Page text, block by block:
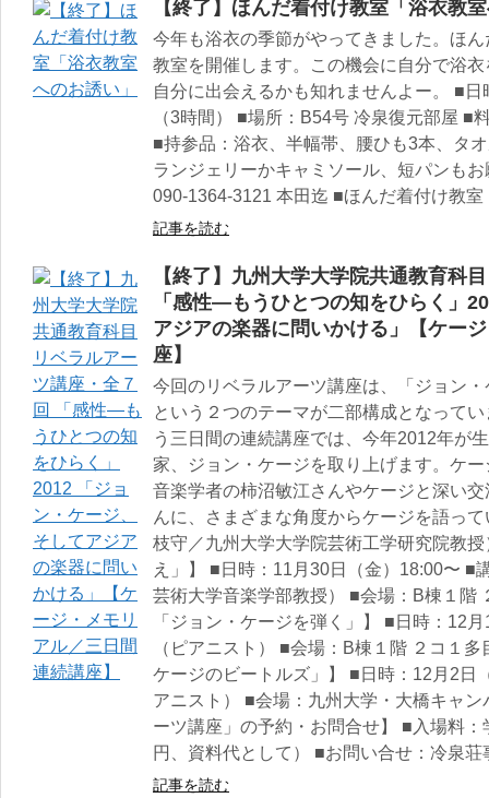
【終了】ほんだ着付け教室「浴衣教
今年も浴衣の季節がやってきました。ほ
教室を開催します。この機会に自分で浴
自分に出会えるかも知れませんよー。 ■
（3時間） ■場所：B54号 冷泉復元部屋 ■
■持参品：浴衣、半幅帯、腰ひも3本、タ
ランジェリーかキャミソール、短パンも
090-1364-3121 本田迄 ■ほんだ着付け教
記事を読む
【終了】九州大学大学院共通教育科
「感性―もうひとつの知をひらく」
アジアの楽器に問いかける」【ケー
座】
今回のリベラルアーツ講座は、「ジョン
という２つのテーマが二部構成となって
う三日間の連続講座では、今年2012年が
家、ジョン・ケージを取り上げます。ケ
音楽学者の柿沼敏江さんやケージと深い
んに、さまざまな角度からケージを語っ
枝守／九州大学大学院芸術工学研究院教
え」】 ■日時：11月30日（金）18:00〜 ■
芸術大学音楽学部教授） ■会場：B棟１階
「ジョン・ケージを弾く」】 ■日時：12
（ピアニスト） ■会場：B棟１階 ２コ１
ケージのビートルズ」】 ■日時：12月2日
アニスト） ■会場：九州大学・大橋キャ
ーツ講座」の予約・お問合せ】 ■入場料
円、資料代として） ■お問い合せ：冷泉
記事を読む